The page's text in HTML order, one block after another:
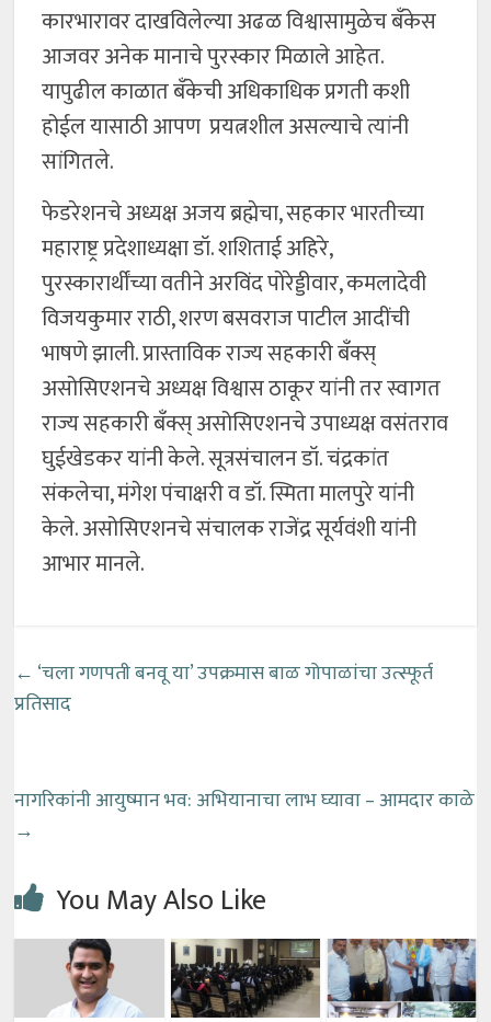
कारभारावर दाखविलेल्या अढळ विश्वासामुळेच बँकेस
आजवर अनेक मानाचे पुरस्कार मिळाले आहेत.
यापुढील काळात बँकेची अधिकाधिक प्रगती कशी
होईल यासाठी आपण प्रयत्नशील असल्याचे त्यांनी
सांगितले.
फेडरेशनचे अध्यक्ष अजय ब्रह्मेचा, सहकार भारतीच्या
महाराष्ट्र प्रदेशाध्यक्षा डॉ. शशिताई अहिरे,
पुरस्कारार्थींच्या वतीने अरविंद पोरेड्डीवार, कमलादेवी
विजयकुमार राठी, शरण बसवराज पाटील आदींची
भाषणे झाली. प्रास्ताविक राज्य सहकारी बँक्स्
असोसिएशनचे अध्यक्ष विश्वास ठाकूर यांनी तर स्वागत
राज्य सहकारी बँक्स् असोसिएशनचे उपाध्यक्ष वसंतराव
घुईखेडकर यांनी केले. सूत्रसंचालन डॉ. चंद्रकांत
संकलेचा, मंगेश पंचाक्षरी व डॉ. स्मिता मालपुरे यांनी
केले. असोसिएशनचे संचालक राजेंद्र सूर्यवंशी यांनी
आभार मानले.
← ‘चला गणपती बनवू या’ उपक्रमास बाळ गोपाळांचा उत्स्फूर्त
प्रतिसाद
नागरिकांनी आयुष्मान भव: अभियानाचा लाभ घ्यावा – आमदार काळे
→
You May Also Like